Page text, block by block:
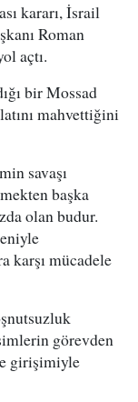
kararı, İsrail
Roman
açtı.
bir Mossad
mahvettiğini
savaşı
başka
olan budur.
karşı mücadele
görevden
girişimiyle